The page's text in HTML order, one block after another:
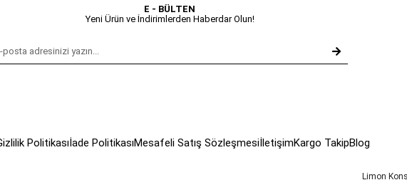
E - BÜLTEN
Yeni Ürün ve İndirimlerden Haberdar Olun!
Politikasıİade PolitikasıMesafeli Satış SözleşmesiİletişimKargo TakipBlog
Limon